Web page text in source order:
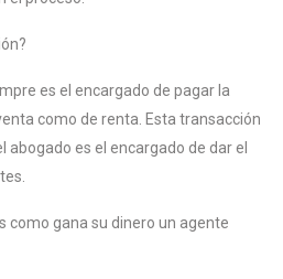
es el encargado de pagar la
como de renta. Esta transacción
abogado es el encargado de dar el
como gana su dinero un agente